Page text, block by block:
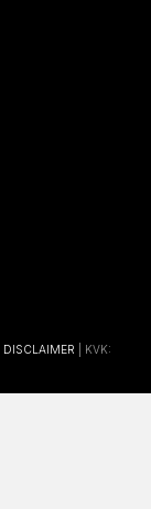
DISCLAIMER | KVK: